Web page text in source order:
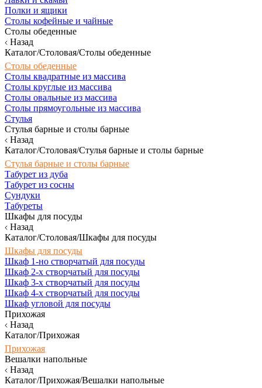
Полки и ящики
Столы кофейные и чайные
Столы обеденные
Назад
Каталог/Столовая/Столы обеденные
Столы обеденные
Столы квадратные из массива
Столы круглые из массива
Столы овальные из массива
Столы прямоугольные из массива
Стулья
Стулья барные и столы барные
Назад
Каталог/Столовая/Стулья барные и столы барные
Стулья барные и столы барные
Табурет из дуба
Табурет из сосны
Сундуки
Табуреты
Шкафы для посуды
Назад
Каталог/Столовая/Шкафы для посуды
Шкафы для посуды
Шкаф 1-но створчатый для посуды
Шкаф 2-х створчатый для посуды
Шкаф 3-х створчатый для посуды
Шкаф 4-х створчатый для посуды
Шкаф угловой для посуды
Прихожая
Назад
Каталог/Прихожая
Прихожая
Вешалки напольные
Назад
Каталог/Прихожая/Вешалки напольные